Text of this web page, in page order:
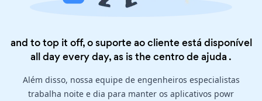
and to top it off, o suporte ao cliente está disponível
all day every day, as is thecentro de ajuda .
Além disso, nossa equipe de engenheiros especialistas
trabalha noite e dia para manter os aplicativos powr